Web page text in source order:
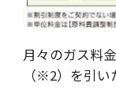
月々のガス料
（※2）を引い